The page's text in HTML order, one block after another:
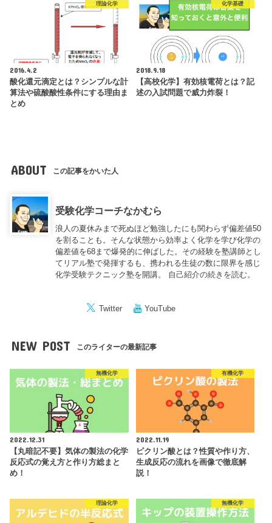
理論化学
2016.4.2
酸化還元滴定とは？シンプルな計
算法や硫酸酸性条件にする理由ま
とめ
化学基礎
2018.9.18
【高校化学】有効核電荷とは？記
述の入試問題で威力炸裂！
ABOUT この記事をかいた人
受験化学コーチなかむら
浪人の夏休みまで死ぬほど勉強したにも関わらず偏差値50
を割ることも。そんな状態から効率よく化学を学び化学の
偏差値を68まで爆発的に伸ばした。その経験を塾講師とし
てリアル塾で発揮するも、携われる生徒の数に限界を感じ
化学受験テクニック塾を開講。 自己紹介の続きを読む。
Twitter YouTube
NEW POST このライターの最新記事
無機化学
2022.12.31
【丸暗記不要】気体の製法の化学
反応式の覚え方と作り方総まと
め！
有機化学
2022.11.19
ピクリン酸とは？性質や作り方、
生成反応の流れを画像で徹底解
説！
理論化学 無機化学